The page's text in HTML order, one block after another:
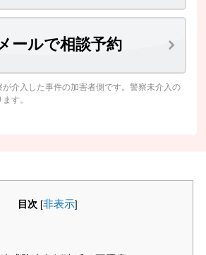
ールで相談予約
介入した事件の加害者側です。警察未介入の
す。
目次 [非表示]